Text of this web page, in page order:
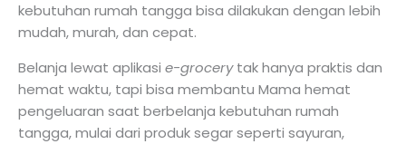
kebutuhan rumah tangga bisa dilakukan dengan lebih
mudah, murah, dan cepat.
Belanja lewat aplikasi e-grocerytak hanya praktis dan
hemat waktu, tapi bisa membantu Mama hemat
pengeluaran saat berbelanja kebutuhan rumah
tangga, mulai dari produk segar seperti sayuran,